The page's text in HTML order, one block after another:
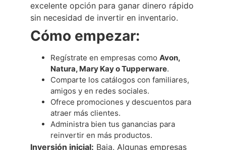
excelente opción para ganar dinero rápido
sin necesidad de invertir en inventario.
Cómo empezar:
Regístrate en empresas como Avon,
Natura, Mary Kay o Tupperware.
Comparte los catálogos con familiares,
amigos y en redes sociales.
Ofrece promociones y descuentos para
atraer más clientes.
Administra bien tus ganancias para
reinvertir en más productos.
Inversión inicial: Baja. Algunas empresas